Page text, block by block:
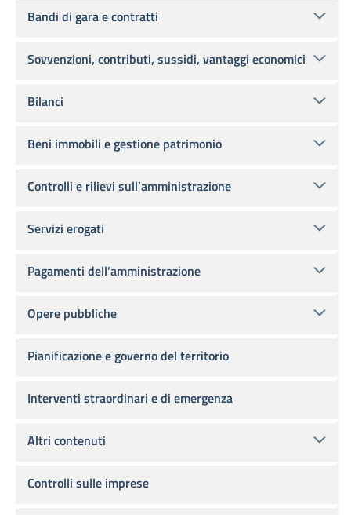
Bandi di gara e contratti
Sovvenzioni, contributi, sussidi, vantaggi economici
Bilanci
Beni immobili e gestione patrimonio
Controlli e rilievi sull’amministrazione
Servizi erogati
Pagamenti dell’amministrazione
Opere pubbliche
Pianificazione e governo del territorio
Interventi straordinari e di emergenza
Altri contenuti
Controlli sulle imprese